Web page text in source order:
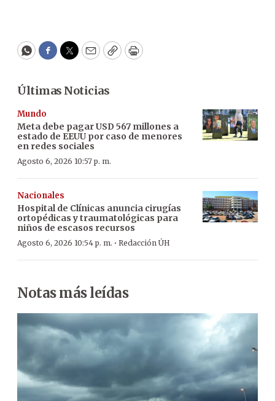
WhatsApp
Facebook
Twitter
EmailCopyPrint
Últimas Noticias
Mundo
Meta debe pagar USD 567 millones a
estado de EEUU por caso de menores
en redes sociales
Agosto 6, 2026 10:57 p. m.
Nacionales
Hospital de Clínicas anuncia cirugías
ortopédicas y traumatológicas para
niños de escasos recursos
Agosto 6, 2026 10:54 p. m. · Redacción ÚH
Notas más leídas